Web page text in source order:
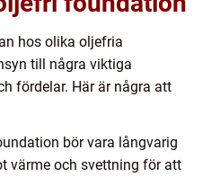
hos olika oljefria
till några viktiga
fördelar. Här är några att
bör vara långvarig
värme och svettning för att